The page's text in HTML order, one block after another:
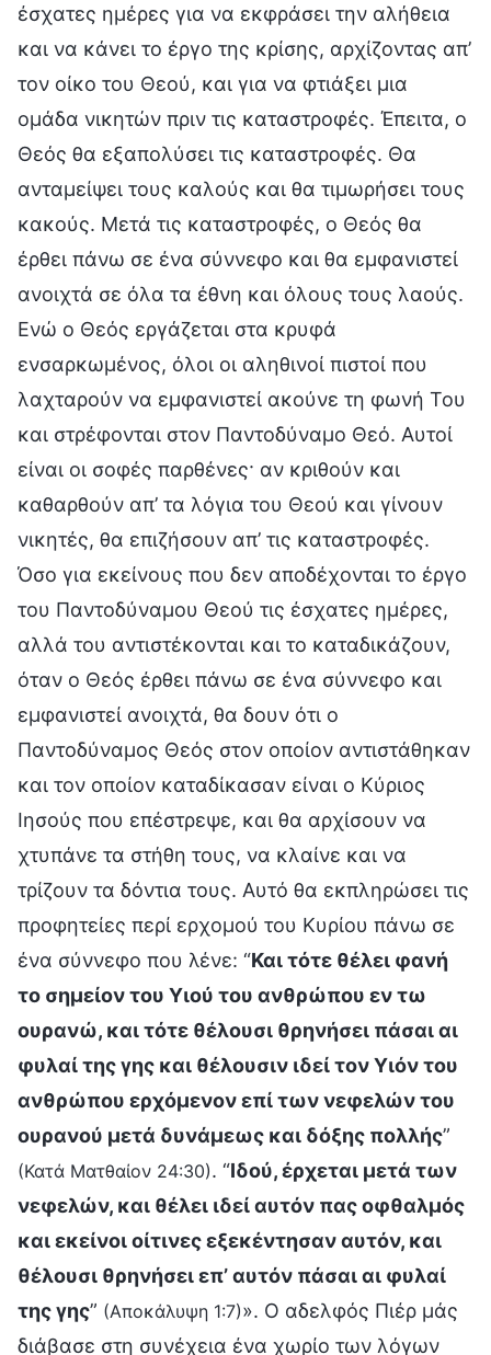
έσχατες ημέρες για να εκφράσει την αλήθεια
και να κάνει το έργο της κρίσης, αρχίζοντας απ’
τον οίκο του Θεού, και για να φτιάξει μια
ομάδα νικητών πριν τις καταστροφές. Έπειτα, ο
Θεός θα εξαπολύσει τις καταστροφές. Θα
ανταμείψει τους καλούς και θα τιμωρήσει τους
κακούς. Μετά τις καταστροφές, ο Θεός θα
έρθει πάνω σε ένα σύννεφο και θα εμφανιστεί
ανοιχτά σε όλα τα έθνη και όλους τους λαούς.
Ενώ ο Θεός εργάζεται στα κρυφά
ενσαρκωμένος, όλοι οι αληθινοί πιστοί που
λαχταρούν να εμφανιστεί ακούνε τη φωνή Του
και στρέφονται στον Παντοδύναμο Θεό. Αυτοί
είναι οι σοφές παρθένες· αν κριθούν και
καθαρθούν απ’ τα λόγια του Θεού και γίνουν
νικητές, θα επιζήσουν απ’ τις καταστροφές.
Όσο για εκείνους που δεν αποδέχονται το έργο
του Παντοδύναμου Θεού τις έσχατες ημέρες,
αλλά του αντιστέκονται και το καταδικάζουν,
όταν ο Θεός έρθει πάνω σε ένα σύννεφο και
εμφανιστεί ανοιχτά, θα δουν ότι ο
Παντοδύναμος Θεός στον οποίον αντιστάθηκαν
και τον οποίον καταδίκασαν είναι ο Κύριος
Ιησούς που επέστρεψε, και θα αρχίσουν να
χτυπάνε τα στήθη τους, να κλαίνε και να
τρίζουν τα δόντια τους. Αυτό θα εκπληρώσει τις
προφητείες περί ερχομού του Κυρίου πάνω σε
ένα σύννεφο που λένε: “Και τότε θέλει φανή
το σημείον του Υιού του ανθρώπου εν τω
ουρανώ, και τότε θέλουσι θρηνήσει πάσαι αι
φυλαί της γης και θέλουσιν ιδεί τον Υιόν του
ανθρώπου ερχόμενον επί των νεφελών του
ουρανού μετά δυνάμεως και δόξης πολλής”
(Κατά Ματθαίον 24:30). “Ιδού, έρχεται μετά των
νεφελών, και θέλει ιδεί αυτόν πας οφθαλμός
και εκείνοι οίτινες εξεκέντησαν αυτόν, και
θέλουσι θρηνήσει επ’ αυτόν πάσαι αι φυλαί
της γης” (Αποκάλυψη 1:7)». Ο αδελφός Πιέρ μάς
διάβασε στη συνέχεια ένα χωρίο των λόγων